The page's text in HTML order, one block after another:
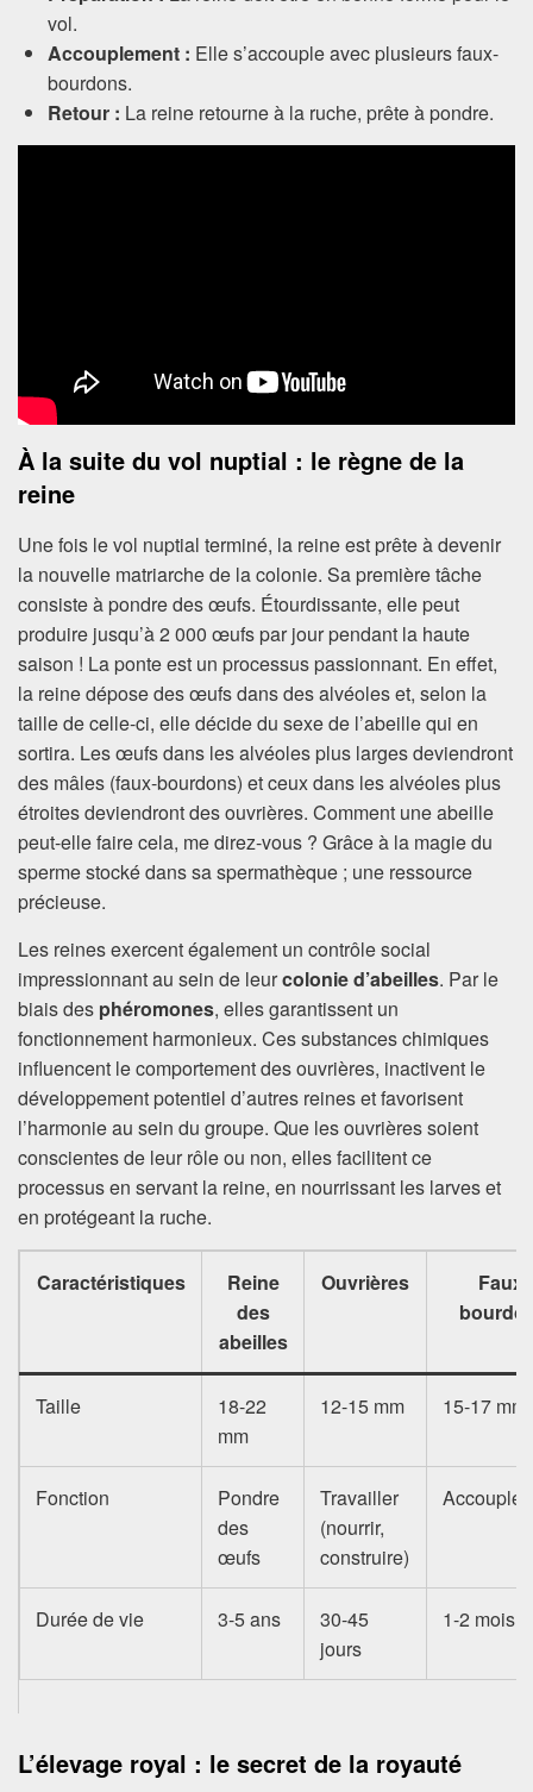
vol.
Accouplement : Elle s’accouple avec plusieurs faux-
bourdons.
Retour : La reine retourne à la ruche, prête à pondre.
À la suite du vol nuptial : le règne de la
reine
Une fois le vol nuptial terminé, la reine est prête à devenir
la nouvelle matriarche de la colonie. Sa première tâche
consiste à pondre des œufs. Étourdissante, elle peut
produire jusqu’à 2 000 œufs par jour pendant la haute
saison ! La ponte est un processus passionnant. En effet,
la reine dépose des œufs dans des alvéoles et, selon la
taille de celle-ci, elle décide du sexe de l’abeille qui en
sortira. Les œufs dans les alvéoles plus larges deviendront
des mâles (faux-bourdons) et ceux dans les alvéoles plus
étroites deviendront des ouvrières. Comment une abeille
peut-elle faire cela, me direz-vous ? Grâce à la magie du
sperme stocké dans sa spermathèque ; une ressource
précieuse.
Les reines exercent également un contrôle social
impressionnant au sein de leurcolonie d’abeilles. Par le
biais des phéromones, elles garantissent un
fonctionnement harmonieux. Ces substances chimiques
influencent le comportement des ouvrières, inactivent le
développement potentiel d’autres reines et favorisent
l’harmonie au sein du groupe. Que les ouvrières soient
conscientes de leur rôle ou non, elles facilitent ce
processus en servant la reine, en nourrissant les larves et
en protégeant la ruche.
Caractéristiques
Reine
des
abeilles
Ouvrières
Faux-
Taille
18-22
mm
12-15 mm 15-17 mm
Fonction
Pondre
des
œufs
Travailler
(nourrir,
construire)
Durée de vie 3-5 ans
30-45
jours
1-2 mois
L’élevage royal : le secret de la royauté